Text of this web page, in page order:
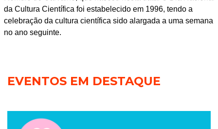
da Cultura Científica foi estabelecido em 1996, tendo a
celebração da cultura científica sido alargada a uma semana
no ano seguinte.
EVENTOS EM DESTAQUE